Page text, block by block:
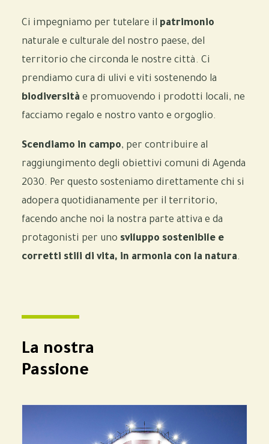
Ci impegniamo per tutelare il patrimonio
naturale e culturale del nostro paese, del
territorio che circonda le nostre città. Ci
prendiamo cura di ulivi e viti sostenendo la
biodiversità e promuovendo i prodotti locali, ne
facciamo regalo e nostro vanto e orgoglio.
Scendiamo in campo, per contribuire al
raggiungimento degli obiettivi comuni di Agenda
2030. Per questo sosteniamo direttamente chi si
adopera quotidianamente per il territorio,
facendo anche noi la nostra parte attiva e da
protagonisti per uno sviluppo sostenibile e
corretti stili di vita, in armonia con la natura.
La nostra
Passione